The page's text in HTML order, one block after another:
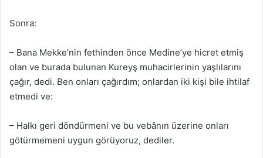
Sonra:
– Bana Mekke’nin fethinden önce Medine’ye hicret etmiş
olan ve burada bulunan Kureyş muhacirlerinin yaşlılarını
çağır, dedi. Ben onları çağırdım; onlardan iki kişi bile ihtilaf
etmedi ve:
– Halkı geri döndürmeni ve bu vebânın üzerine onları
götürmemeni uygun görüyoruz, dediler.